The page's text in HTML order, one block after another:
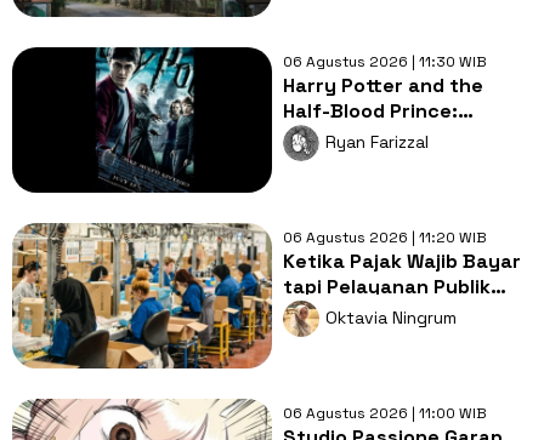
06 Agustus 2026 | 11:30 WIB
Harry Potter and the
Half-Blood Prince:
Langkah Awal Pencarian
Horcruxes!
Ryan Farizzal
06 Agustus 2026 | 11:20 WIB
Ketika Pajak Wajib Bayar
tapi Pelayanan Publik
Jalan di Tempat, Di Mana
Letak Keadilannya?
Oktavia Ningrum
06 Agustus 2026 | 11:00 WIB